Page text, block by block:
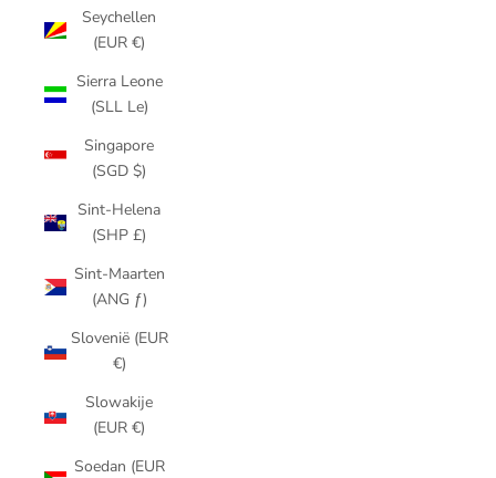
Seychellen
(EUR €)
Sierra Leone
(SLL Le)
Singapore
(SGD $)
Sint-Helena
(SHP £)
Sint-Maarten
(ANG ƒ)
Slovenië (EUR
€)
Slowakije
(EUR €)
Soedan (EUR